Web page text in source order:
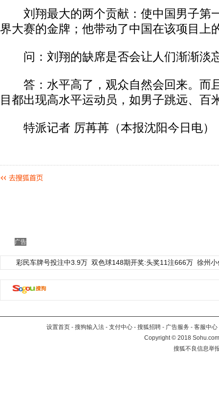
刘翔最大的两个贡献：使中国男子第
界大赛的金牌；他带动了中国在该项目上
问：刘翔的缺席是否会让人们渐渐淡
答：水平高了，观众自然会回来。而
目都出现高水平运动员，如男子跳远、百
特派记者 厉苒苒（本报沈阳今日电）
广告
彩民车牌号投注中3.9万 双色球148期开奖:头奖11注666万 徐州
设置首页 - 搜狗输入法 - 支付中心 - 搜狐招聘 - 广告服务 - 客服中心
Copyright©2018
搜狐不良信息举